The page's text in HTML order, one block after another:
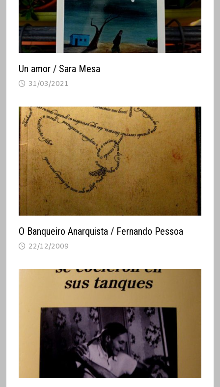
Un amor / Sara Mesa
31/03/2021
O Banqueiro Anarquista / Fernando Pessoa
22/12/2009